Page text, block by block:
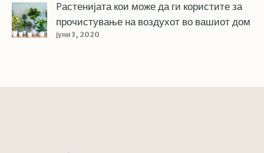
Pастенијата кои може да ги користите за
прочистување на воздухот во вашиот дом
јуни 3, 2020